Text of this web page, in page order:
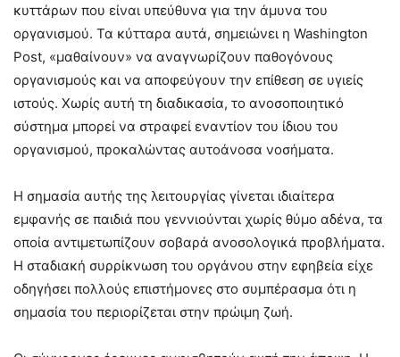
κυττάρων που είναι υπεύθυνα για την άμυνα του
οργανισμού. Τα κύτταρα αυτά, σημειώνει η Washington
Post, «μαθαίνουν» να αναγνωρίζουν παθογόνους
οργανισμούς και να αποφεύγουν την επίθεση σε υγιείς
ιστούς. Χωρίς αυτή τη διαδικασία, το ανοσοποιητικό
σύστημα μπορεί να στραφεί εναντίον του ίδιου του
οργανισμού, προκαλώντας αυτοάνοσα νοσήματα.
Η σημασία αυτής της λειτουργίας γίνεται ιδιαίτερα
εμφανής σε παιδιά που γεννιούνται χωρίς θύμο αδένα, τα
οποία αντιμετωπίζουν σοβαρά ανοσολογικά προβλήματα.
Η σταδιακή συρρίκνωση του οργάνου στην εφηβεία είχε
οδηγήσει πολλούς επιστήμονες στο συμπέρασμα ότι η
σημασία του περιορίζεται στην πρώιμη ζωή.